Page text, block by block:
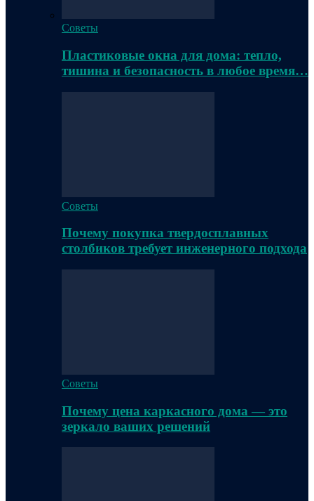
Советы
Пластиковые окна для дома: тепло,
тишина и безопасность в любое время…
Советы
Почему покупка твердосплавных
столбиков требует инженерного подхода
Советы
Почему цена каркасного дома — это
зеркало ваших решений